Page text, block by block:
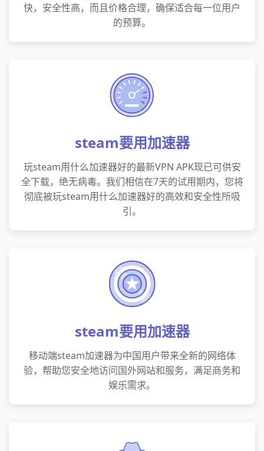
快，安全性高，而且价格合理，确保适合每一位用户
的预算。
steam要用加速器
玩steam用什么加速器好的最新VPN APK现已可供安
全下载，绝无病毒。我们相信在7天的试用期内，您将
彻底被玩steam用什么加速器好的高效和安全性所吸
引。
steam要用加速器
移动端steam加速器为中国用户带来全新的网络体
验，帮助您安全地访问国外网站和服务，满足商务和
娱乐需求。